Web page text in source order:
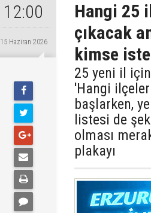
12:00
15 Haziran 2026
Hangi 25
çıkacak
kimse
25 yeni il
'Hangi
başlarken,
listesi de
olması
plakayı